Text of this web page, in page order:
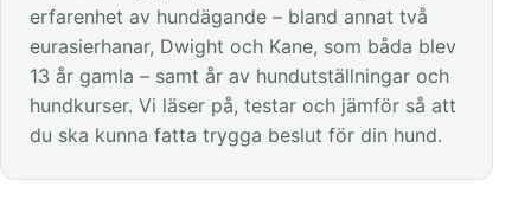
erfarenhet av hundägande – bland annat två
eurasierhanar, Dwight och Kane, som båda blev
13 år gamla – samt år av hundutställningar och
hundkurser. Vi läser på, testar och jämför så att
du ska kunna fatta trygga beslut för din hund.